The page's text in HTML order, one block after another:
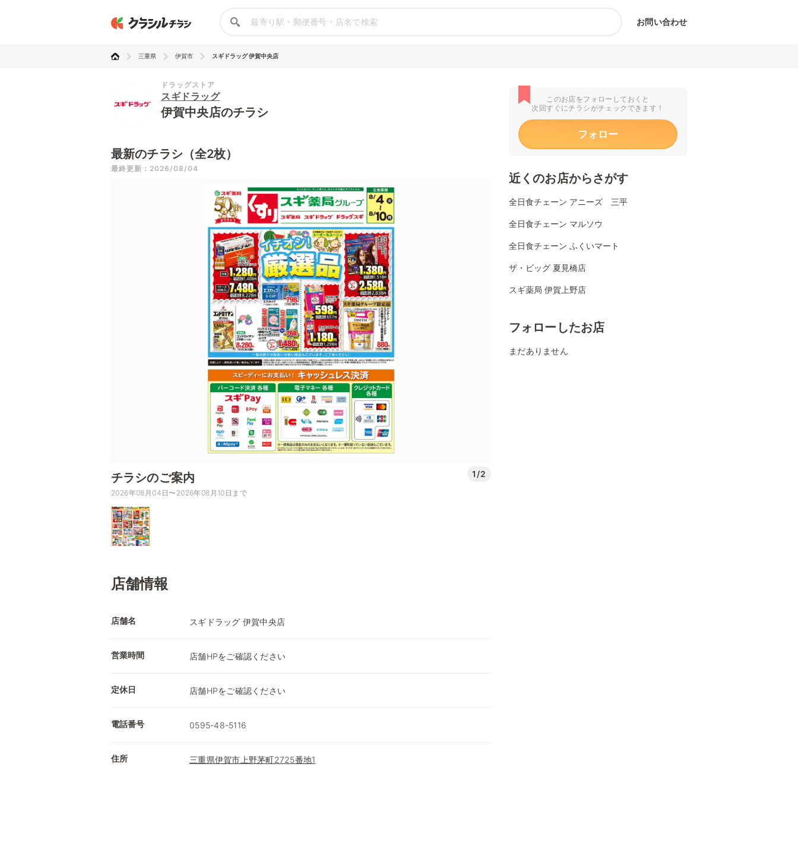
お問い合わせ
三重県 伊賀市 スギドラッグ 伊賀中央店
ドラッグストア
スギドラッグ
伊賀中央店のチラシ
最新のチラシ（全2枚）
最終更新：2026/08/04
チラシのご案内 1/2
2026年08月04日〜2026年08月10日まで
店舗情報
店舗名 スギドラッグ 伊賀中央店
営業時間 店舗HPをご確認ください
定休日 店舗HPをご確認ください
電話番号 0595-48-5116
住所 三重県伊賀市上野茅町2725番地1
このお店をフォローしておくと
次回すぐにチラシがチェックできます！
フォロー
近くのお店からさがす
全日食チェーン アニーズ 三平
全日食チェーン マルソウ
全日食チェーン ふくいマート
ザ・ビッグ 夏見橋店
スギ薬局 伊賀上野店
フォローしたお店
まだありません